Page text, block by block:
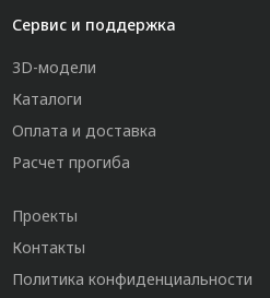
Сервис и поддержка
3D-модели
Каталоги
Оплата и доставка
Расчет прогиба
Проекты
Контакты
Политика конфиденциальности